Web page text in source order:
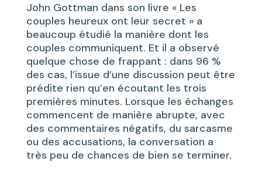
John Gottman dans son livre « Les
couples heureux ont leur secret » a
beaucoup étudié la manière dont les
couples communiquent. Et il a observé
quelque chose de frappant : dans 96 %
des cas, l’issue d’une discussion peut être
prédite rien qu’en écoutant les trois
premières minutes. Lorsque les échanges
commencent de manière abrupte, avec
des commentaires négatifs, du sarcasme
ou des accusations, la conversation a
très peu de chances de bien se terminer.